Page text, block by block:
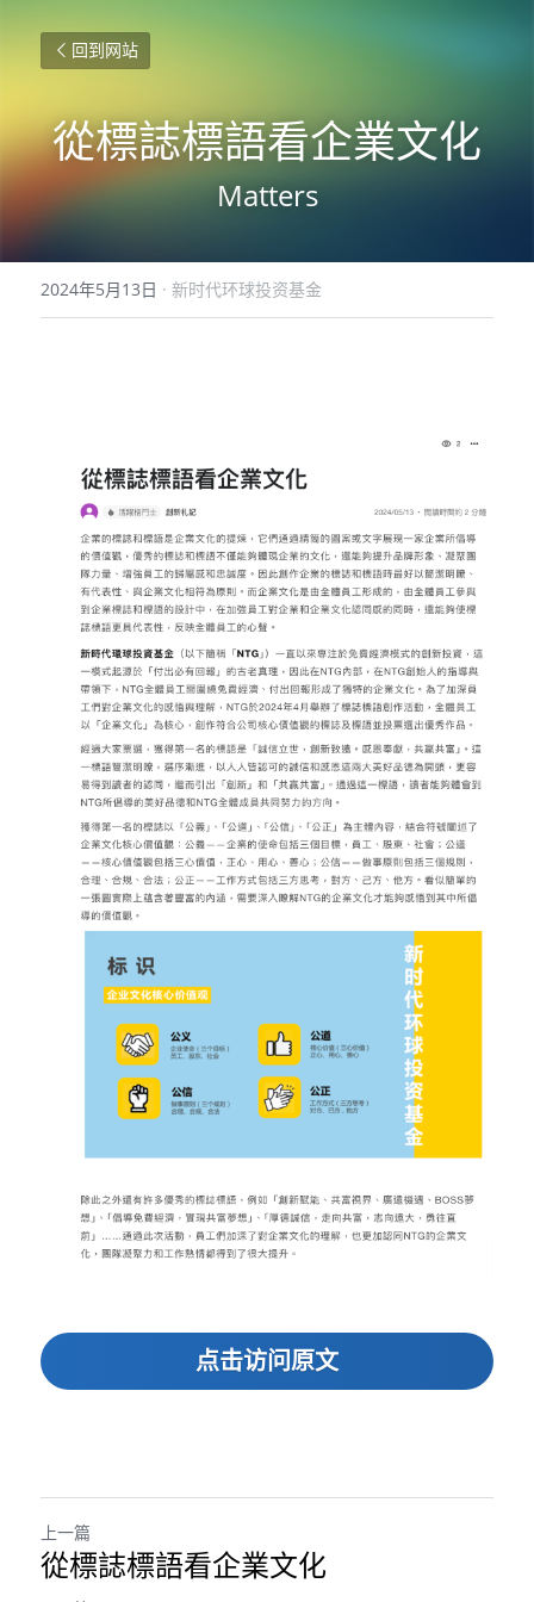
回到网站
從標誌標語看企業文化
Matters
2024年5月13日 · 新时代环球投资基金
点击访问原文
上一篇
從標誌標語看企業文化